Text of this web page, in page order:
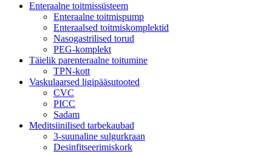
Enteraalne toitmissüsteem
Enteraalne toitmispump
Enteraalsed toitmiskomplektid
Nasogastrilised torud
PEG-komplekt
Täielik parenteraalne toitumine
TPN-kott
Vaskulaarsed ligipääsutooted
CVC
PICC
Sadam
Meditsiinilised tarbekaubad
3-suunaline sulgurkraan
Desinfitseerimiskork